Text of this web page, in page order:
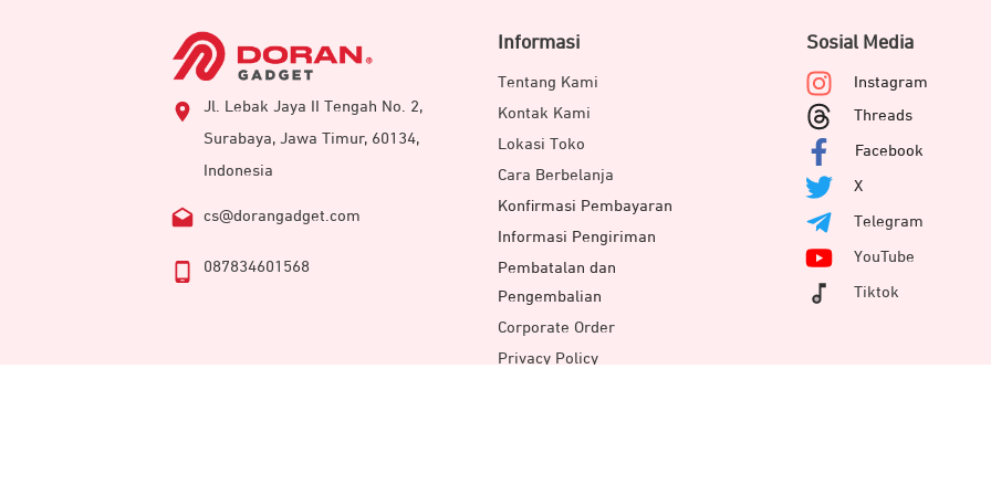
Jl. Lebak Jaya II Tengah No. 2,
Surabaya, Jawa Timur, 60134,
Indonesia
cs@dorangadget.com
087834601568
Informasi
Tentang Kami
Kontak Kami
Lokasi Toko
Cara Berbelanja
Konfirmasi Pembayaran
Informasi Pengiriman
Pembatalan dan
Pengembalian
Corporate Order
Privacy Policy
Sosial Media
Instagram
Threads
Facebook
X
Telegram
YouTube
Tiktok